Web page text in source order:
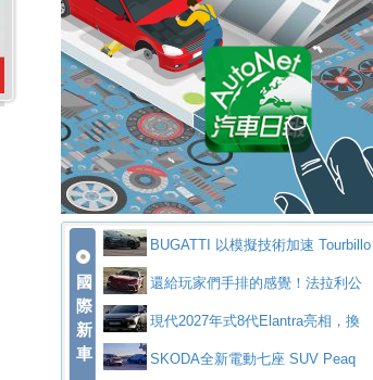
全新大店，新北都鈴木占地500坪土城旗艦
展示中心開幕
2025第七屆ISUZU運轉職人挑戰賽
熱血登場 展現極致車技與專業職人精神
H2GP世界總決賽圓滿落幕 台灣團
隊表現精彩淨零減碳指標性應用 純電動水泥預
拌車 消防車除了滅火裝備還需要什麼？
一探SITRAK “準” 消防車的究竟
大益金龍初試啼聲，汽柴油5噸貨車
不是對手正宗年鑑2025年全球自動車年鑑1月
下旬問世！2024第六屆ISUZU運轉職人挑戰賽
首度前進南台灣熱烈開戰
豪華電能休旅新星 Audi Q4 Sportba
ck 55 e-tron S lineScania Taiwan 逆風而行，加深力
道投資布局
盤與數位介面搶先揭露
Audi Q9 將於 2026 年底上市 旗艦
大型 SUV 鎖定七人座豪華市場
BMW攜手漫威電影【蜘蛛人：重生
日】 Skoda 發表全新 Peaq 內裝：七人
座純電旗艦 SUV，行李廂最大可達 935 公
升
全新純電 Mercedes-Benz C 400 4
MATIC Electric 登場
奢華與科技大躍進，MAZDA全新3
代CX-5全方位進化提前亮相並展開預售94.9
萬起
馬自達公布 2027 年式 MX-5 更
新，新增 Yakudo 特別版
Skoda Peaq 發表全新電動動力系
統 最長續航逾 640 公里、支援雙向供電
BMW M2 首度導入 xDrive 四驅，
美國與瑞士需求成關鍵推手
The all-new T-Roc 魅力 自成焦點
Maserati GT2 Stradale「Tribute to
國
際
新
車
BUGATTI 以模擬技術加速 Tourbillo
n 動態開發還給玩家們手排的感覺！法拉利公
布12Cilidri Manaule手排超跑產品細節
現代2027年式8代Elantra亮相，換
裝更銳利的造型、更先進的資訊娛樂系統及
SKODA全新電動七座 SUV Peaq